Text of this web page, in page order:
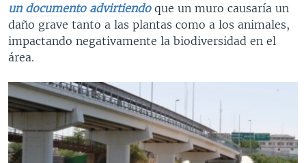
un documento advirtiendoque un muro causaría un
daño grave tanto a las plantas como a los animales,
impactando negativamente la biodiversidad en el
área.